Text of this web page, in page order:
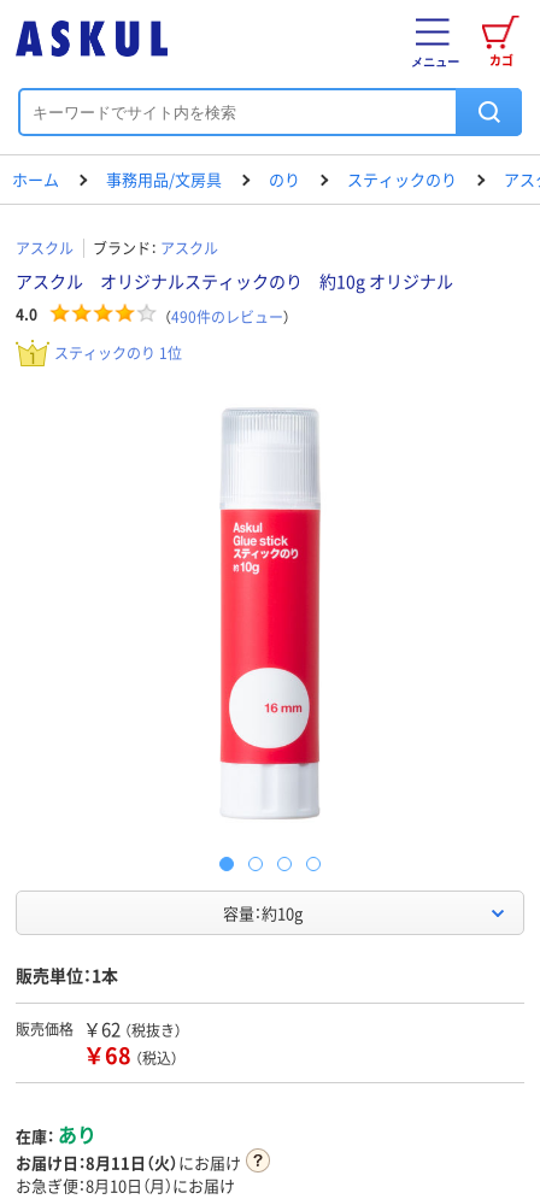
カゴ
メニュー
ホーム 事務用品/文房具 のり スティックのり ア
アスクル ブランド： アスクル
アスクル オリジナルスティックのり 約10g オリジナル
4.0 （490件のレビュー）
スティックのり 1位
容量：約10g
販売単位：1本
販売価格 ￥62 （税抜き）
￥68 （税込）
在庫： あり
お届け日：8月11日（火）にお届け
お急ぎ便：8月10日（月）にお届け